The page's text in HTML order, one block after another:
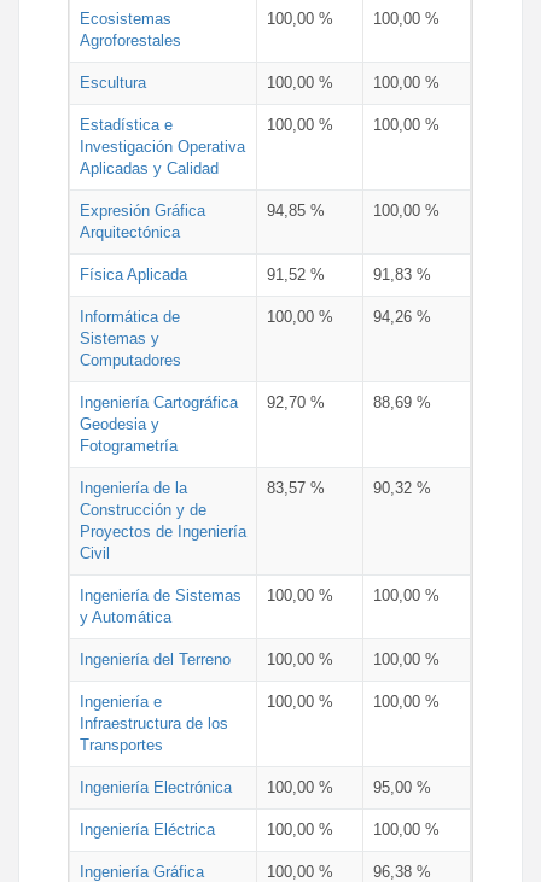
Ecosistemas
Agroforestales
100,00 % 100,00 %
Escultura 100,00 % 100,00 %
Estadística e
Investigación Operativa
Aplicadas y Calidad
100,00 % 100,00 %
Expresión Gráfica
Arquitectónica
94,85 % 100,00 %
Física Aplicada 91,52 % 91,83 %
Informática de
Sistemas y
Computadores
100,00 % 94,26 %
Ingeniería Cartográfica
Geodesia y
Fotogrametría
92,70 % 88,69 %
Ingeniería de la
Construcción y de
Proyectos de Ingeniería
Civil
83,57 % 90,32 %
Ingeniería de Sistemas
y Automática
100,00 % 100,00 %
Ingeniería del Terreno 100,00 % 100,00 %
Ingeniería e
Infraestructura de los
Transportes
100,00 % 100,00 %
Ingeniería Electrónica 100,00 % 95,00 %
Ingeniería Eléctrica 100,00 % 100,00 %
Ingeniería Gráfica 100,00 % 96,38 %